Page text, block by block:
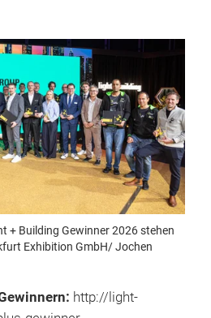
+ Building Gewinner 2026 stehen
Exhibition GmbH/ Jochen
http://light-